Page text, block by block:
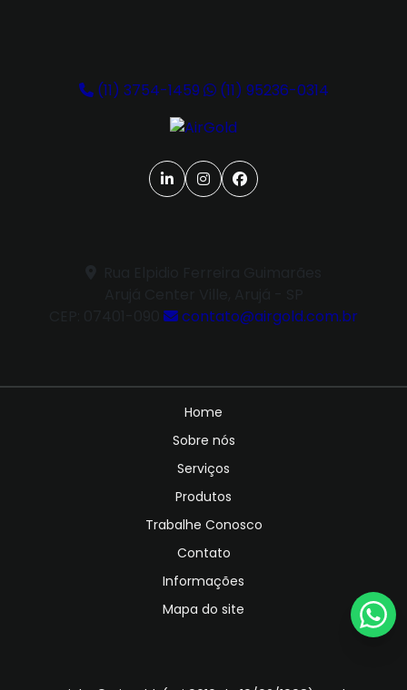
(11) 3754-1459 (11) 95236-0314
contato@airgold.com.br
Home
Sobre nós
Serviços
Produtos
Trabalhe Conosco
Contato
Informações
Mapa do site